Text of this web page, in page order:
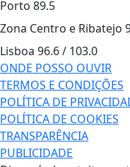
Porto 89.5
Zona Centro e Ribatejo
Lisboa 96.6 / 103.0
ONDE POSSO OUVIR
TERMOS E CONDIÇÕES
POLÍTICA DE
POLÍTICA DE COOKIES
TRANSPARÊNCIA
PUBLICIDADE